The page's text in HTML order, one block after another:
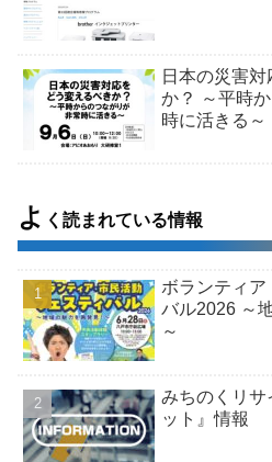
日本の災害
か？ ～平時
時に活きる～
よ く読まれている情報
ボランティア
バル2026 ～
～
みちのくリサ
ット』情報